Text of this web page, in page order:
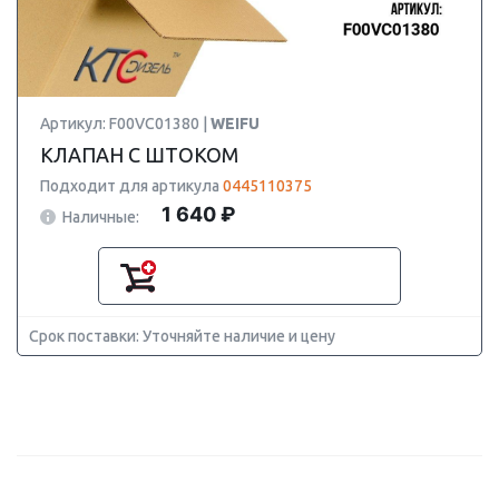
Артикул: F00VC01380 | WEIFU
КЛАПАН С ШТОКОМ
Подходит для артикула 0445110375
Наличные:
1 640 ₽
Срок поставки: Уточняйте наличие и цену